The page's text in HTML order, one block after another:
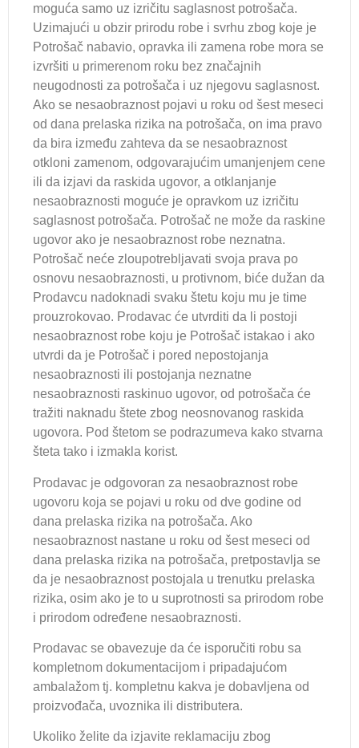
moguća samo uz izričitu saglasnost potrošača.
Uzimajući u obzir prirodu robe i svrhu zbog koje je
Potrošač nabavio, opravka ili zamena robe mora se
izvršiti u primerenom roku bez značajnih
neugodnosti za potrošača i uz njegovu saglasnost.
Ako se nesaobraznost pojavi u roku od šest meseci
od dana prelaska rizika na potrošača, on ima pravo
da bira između zahteva da se nesaobraznost
otkloni zamenom, odgovarajućim umanjenjem cene
ili da izjavi da raskida ugovor, a otklanjanje
nesaobraznosti moguće je opravkom uz izričitu
saglasnost potrošača. Potrošač ne može da raskine
ugovor ako je nesaobraznost robe neznatna.
Potrošač neće zloupotrebljavati svoja prava po
osnovu nesaobraznosti, u protivnom, biće dužan da
Prodavcu nadoknadi svaku štetu koju mu je time
prouzrokovao. Prodavac će utvrditi da li postoji
nesaobraznost robe koju je Potrošač istakao i ako
utvrdi da je Potrošač i pored nepostojanja
nesaobraznosti ili postojanja neznatne
nesaobraznosti raskinuo ugovor, od potrošača će
tražiti naknadu štete zbog neosnovanog raskida
ugovora. Pod štetom se podrazumeva kako stvarna
šteta tako i izmakla korist.
Prodavac je odgovoran za nesaobraznost robe
ugovoru koja se pojavi u roku od dve godine od
dana prelaska rizika na potrošača. Ako
nesaobraznost nastane u roku od šest meseci od
dana prelaska rizika na potrošača, pretpostavlja se
da je nesaobraznost postojala u trenutku prelaska
rizika, osim ako je to u suprotnosti sa prirodom robe
i prirodom određene nesaobraznosti.
Prodavac se obavezuje da će isporučiti robu sa
kompletnom dokumentacijom i pripadajućom
ambalažom tj. kompletnu kakva je dobavljena od
proizvođača, uvoznika ili distributera.
Ukoliko želite da izjavite reklamaciju zbog